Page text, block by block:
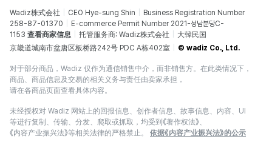
Wadiz株式会社 CEO Hye-sung Shin
Business Registration Number
258-87-01370
E-commerce Permit Number 2021-성남분당C-
1153 查看商家信息 托管服务商: Wadiz株式会社
大韓民国
京畿道城南市盆唐区板桥路242号 PDC A栋402室
© wadiz Co., Ltd.
对于部分商品，Wadiz 仅作为通信销售中介，而非销售方。在此类情况下，
商品、商品信息及交易的相关义务与责任由卖家承担，
请在各商品页面查看具体内容。
未经授权对 Wadiz 网站上的回报信息、创作者信息、故事信息、内容、UI
等进行复制、传输、分发、爬取或抓取，均受到《著作权法》、
《内容产业振兴法》等相关法律的严格禁止。
依据《内容产业振兴法》的公示